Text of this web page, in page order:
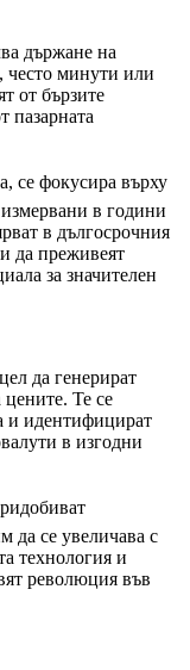
държане на
често минути или
от бързите
пазарната
се фокусира върху
в години
в дългосрочния
да преживеят
за значителен
да генерират
цените. Те се
и идентифицират
в изгодни
да се увеличава с
технология и
революция във